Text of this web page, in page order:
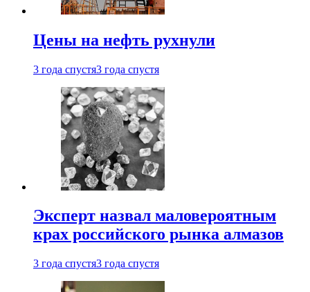
Цены на нефть рухнули
3 года спустя3 года спустя
Эксперт назвал маловероятным
крах российского рынка алмазов
3 года спустя3 года спустя